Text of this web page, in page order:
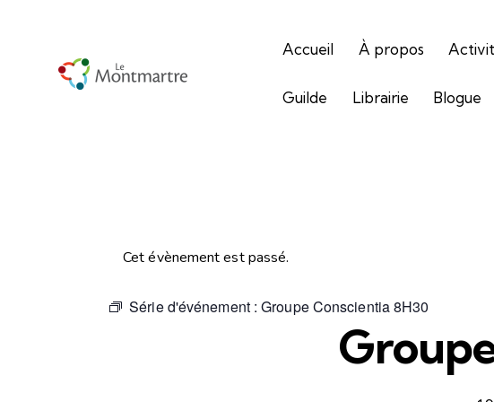
Accueil À propos
Guilde Librairie Blogue
Cet évènement est passé.
Série d'événement :Groupe Conscientia 8H30